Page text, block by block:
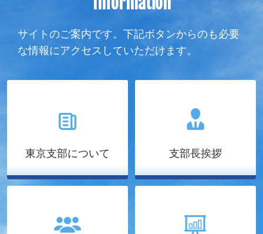
サイトのご案内です。下記ボタンからのも必要
な情報にアクセスしていただけます。
東京支部について 支部長挨拶